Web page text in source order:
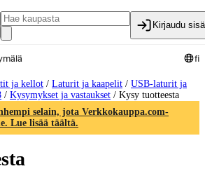
Kirjaudu
fi
ja kellot / Laturit ja kaapelit / USB-laturit ja
/ Kysymykset ja vastaukset / Kysy tuotteesta
selain, jota Verkkokauppa.com-
Lue lisää täältä.